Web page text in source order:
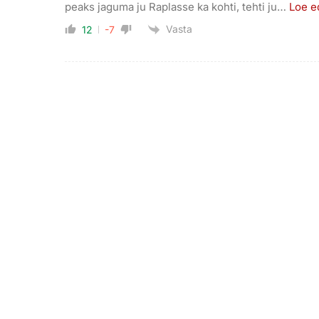
peaks jaguma ju Raplasse ka kohti, tehti ju… Loe
12 -7 Vasta